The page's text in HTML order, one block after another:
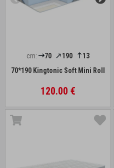
cm: 70 190
13
70*190 Kingtonic Soft Mini Roll
120.00 €